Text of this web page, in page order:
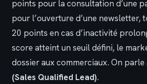
points pour la consultation d’une
pour l’ouverture d’une newsletter,
20 points en cas d’inactivité
score atteint un seuil défini, le
dossier aux commerciaux. On parle
(Sales Qualified Lead).